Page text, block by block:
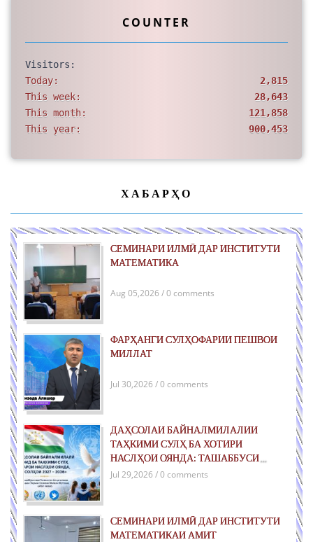
COUNTER
Visitors:
Today:
2,815
This week:
28,643
This month:
121,858
This year:
900,453
ХАБАРҲО
СЕМИНАРИ ИЛМӢ ДАР ИНСТИТУТИ
МАТЕМАТИКА
Aug 05,2026 / 0 comments
ФАРҲАНГИ СУЛҲОФАРИИ ПЕШВОИ
МИЛЛАТ
Jul 30,2026 / 0 comments
ДАҲСОЛАИ БАЙНАЛМИЛАЛИИ
ТАҲКИМИ СУЛҲ БА ХОТИРИ
НАСЛҲОИ ОЯНДА: ТАШАББУСИ
ҶАҲОНИИ ҶУМҲУРИИ ТОҶИКИСТОН
Jul 29,2026 / 0 comments
СЕМИНАРИ ИЛМӢ ДАР ИНСТИТУТИ
МАТЕМАТИКАИ АМИТ